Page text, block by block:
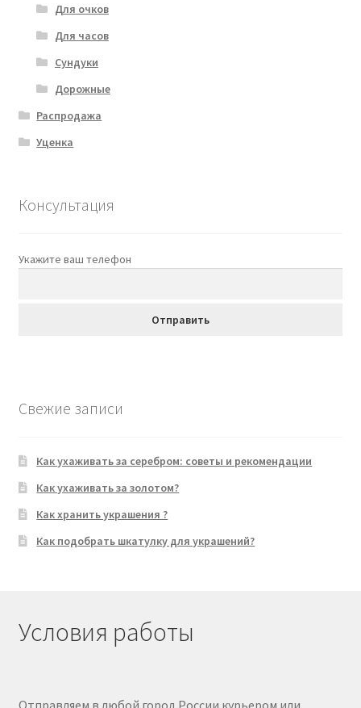
Для очков
Для часов
Сундуки
Дорожные
Распродажа
Уценка
Консультация
Укажите ваш телефон
Свежие записи
Как ухаживать за серебром: советы и рекомендации
Как ухаживать за золотом?
Как хранить украшения ?
Как подобрать шкатулку для украшений?
Условия работы